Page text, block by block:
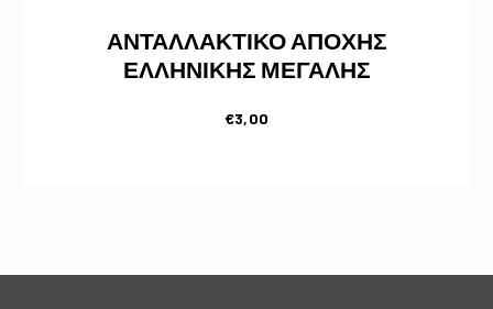
ΑΝΤΑΛΛΑΚΤΙΚΟ ΑΠΟΧΗΣ
ΕΛΛΗΝΙΚΗΣ ΜΕΓΑΛΗΣ
€3,00